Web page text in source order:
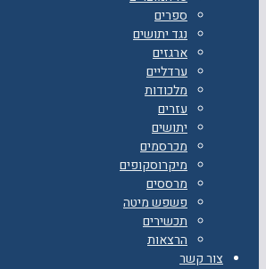
ספרים
נגד יתושים
ארגזים
ערדליים
מלכודות
עזרים
יתושים
מכרסמים
מיקרוסקופים
מרססים
פשפש מיטה
תכשירים
הרצאות
צור קשר